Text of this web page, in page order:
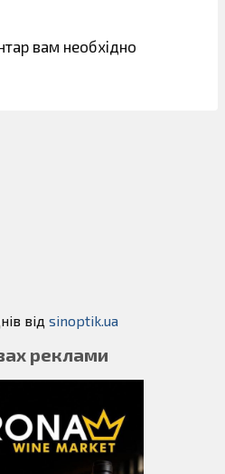
вам необхідно
від sinoptik.ua
реклами